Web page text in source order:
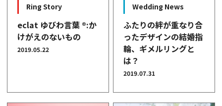
Ring Story
eclat ゆびわ言葉 ®:か
けがえのないもの
2019.05.22
Wedding News
ふたりの絆が重なり合
ったデザインの結婚指
輪、ギメルリングと
は？
2019.07.31